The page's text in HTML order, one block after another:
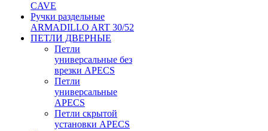
CAVE
Ручки раздельные
ARMADILLO ART 30/52
ПЕТЛИ ДВЕРНЫЕ
Петли
универсальные без
врезки APECS
Петли
универсальные
APECS
Петли скрытой
установки APECS